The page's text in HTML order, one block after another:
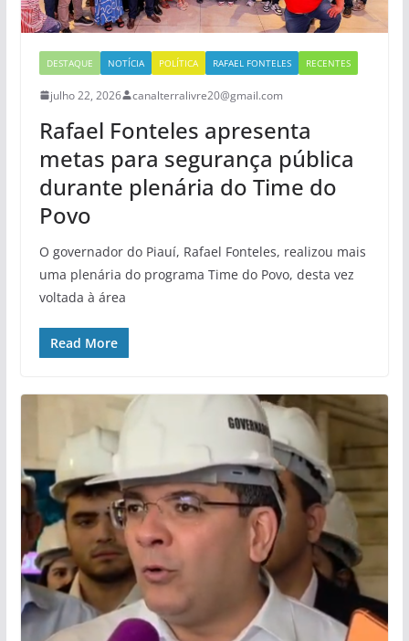
DESTAQUE NOTÍCIA POLÍTICA RAFAEL FONTELES RECENTES
julho 22, 2026 canalterralivre20@gmail.com
Rafael Fonteles apresenta
metas para segurança pública
durante plenária do Time do
Povo
O governador do Piauí, Rafael Fonteles, realizou mais
uma plenária do programa Time do Povo, desta vez
voltada à área
Read More